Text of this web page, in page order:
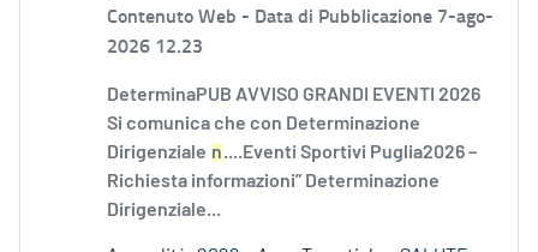
Contenuto Web - Data di Pubblicazione 7-ago-
2026 12.23
DeterminaPUB AVVISO GRANDI EVENTI 2026
Si comunica che con Determinazione
Dirigenziale n....Eventi Sportivi Puglia2026 –
Richiesta informazioni” Determinazione
Dirigenziale...